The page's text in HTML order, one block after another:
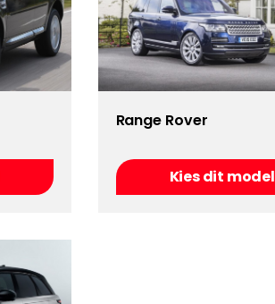
Range Rover
Kies dit model